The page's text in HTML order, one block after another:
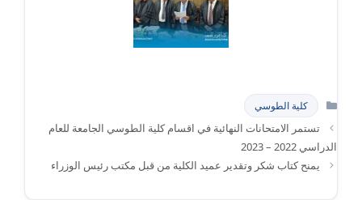
التصنيفات
كلية الطوسي
تستمر الامتحانات النهائية في اقسام كلية الطوسي الجامعة للعام
الدراسي 2022 – 2023
يمنح كتاب شكر وتقدير عميد الكلية من قبل مكتب رئيس الوزراء